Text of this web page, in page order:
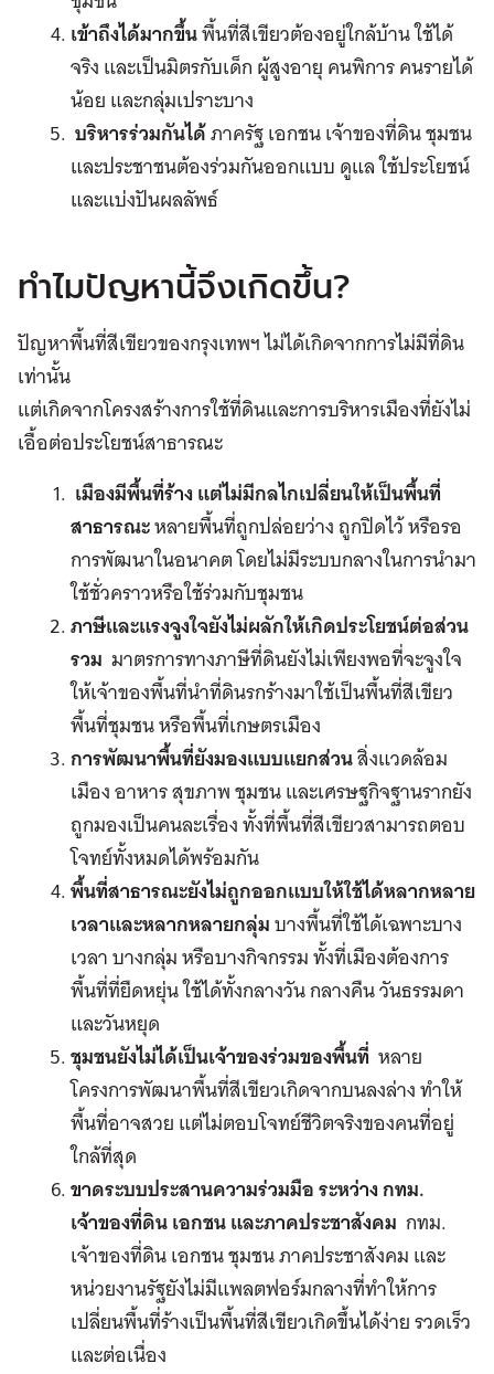
เข้าถึงได้มากขึ้นพื้นที่สีเขียวต้องอยู่ใกล้บ้าน ใช้ได้
จริง และเป็นมิตรกับเด็ก ผู้สูงอายุ คนพิการ คนรายได้
น้อย และกลุ่มเปราะบาง
บริหารร่วมกันได้ภาครัฐ เอกชน เจ้าของที่ดิน ชุมชน
และประชาชนต้องร่วมกันออกแบบ ดูแล ใช้ประโยชน์
และแบ่งปันผลลัพธ์
ทำไมปัญหานี้จึงเกิดขึ้น?
ปัญหาพื้นที่สีเขียวของกรุงเทพฯ ไม่ได้เกิดจากการไม่มีที่ดิน
เท่านั้น
แต่เกิดจากโครงสร้างการใช้ที่ดินและการบริหารเมืองที่ยังไม่
เอื้อต่อประโยชน์สาธารณะ
เมืองมีพื้นที่ร้าง แต่ไม่มีกลไกเปลี่ยนให้เป็นพื้นที่
สาธารณะหลายพื้นที่ถูกปล่อยว่าง ถูกปิดไว้ หรือรอ
การพัฒนาในอนาคต โดยไม่มีระบบกลางในการนำมา
ใช้ชั่วคราวหรือใช้ร่วมกับชุมชน
ภาษีและแรงจูงใจยังไม่ผลักให้เกิดประโยชน์ต่อส่วน
รวม มาตรการทางภาษีที่ดินยังไม่เพียงพอที่จะจูงใจ
ให้เจ้าของพื้นที่นำที่ดินรกร้างมาใช้เป็นพื้นที่สีเขียว
พื้นที่ชุมชน หรือพื้นที่เกษตรเมือง
การพัฒนาพื้นที่ยังมองแบบแยกส่วนสิ่งแวดล้อม
เมือง อาหาร สุขภาพ ชุมชน และเศรษฐกิจฐานรากยัง
ถูกมองเป็นคนละเรื่อง ทั้งที่พื้นที่สีเขียวสามารถตอบ
โจทย์ทั้งหมดได้พร้อมกัน
พื้นที่สาธารณะยังไม่ถูกออกแบบให้ใช้ได้หลากหลาย
เวลาและหลากหลายกลุ่มบางพื้นที่ใช้ได้เฉพาะบาง
เวลา บางกลุ่ม หรือบางกิจกรรม ทั้งที่เมืองต้องการ
พื้นที่ที่ยืดหยุ่น ใช้ได้ทั้งกลางวัน กลางคืน วันธรรมดา
และวันหยุด
ชุมชนยังไม่ได้เป็นเจ้าของร่วมของพื้นที่ หลาย
โครงการพัฒนาพื้นที่สีเขียวเกิดจากบนลงล่าง ทำให้
พื้นที่อาจสวย แต่ไม่ตอบโจทย์ชีวิตจริงของคนที่อยู่
ใกล้ที่สุด
ขาดระบบประสานความร่วมมือระหว่าง กทม.
เจ้าของที่ดิน เอกชน และภาคประชาสังคม กทม.
เจ้าของที่ดิน เอกชน ชุมชน ภาคประชาสังคม และ
หน่วยงานรัฐยังไม่มีแพลตฟอร์มกลางที่ทำให้การ
เปลี่ยนพื้นที่ร้างเป็นพื้นที่สีเขียวเกิดขึ้นได้ง่าย รวดเร็ว
และต่อเนื่อง